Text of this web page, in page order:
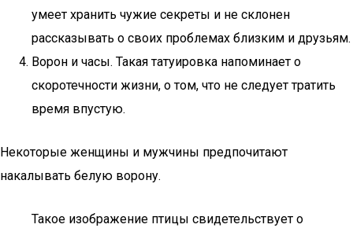
умеет хранить чужие секреты и не склонен
рассказывать о своих проблемах близким и друзьям.
Ворон и часы. Такая татуировка напоминает о
скоротечности жизни, о том, что не следует тратить
время впустую.
Некоторые женщины и мужчины предпочитают
накалывать белую ворону.
Такое изображение птицы свидетельствует о